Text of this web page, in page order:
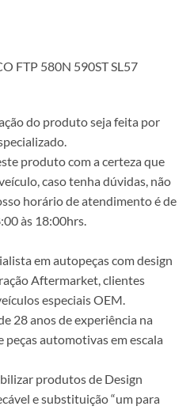
FTP 580N 590ST SL57
do produto seja feita por
produto com a certeza que
caso tenha dúvidas, não
horário de atendimento é de
às 18:00hrs.
em autopeças com design
Aftermarket, clientes
especiais OEM.
28 anos de experiência na
automotivas em escala
produtos de Design
e substituição “um para